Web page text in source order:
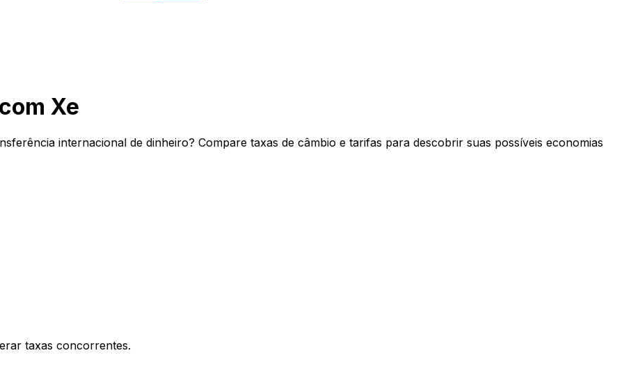
Xe
internacional de dinheiro? Compare taxas de câmbio e tarifas para descobrir suas possíveis economias
taxas concorrentes.